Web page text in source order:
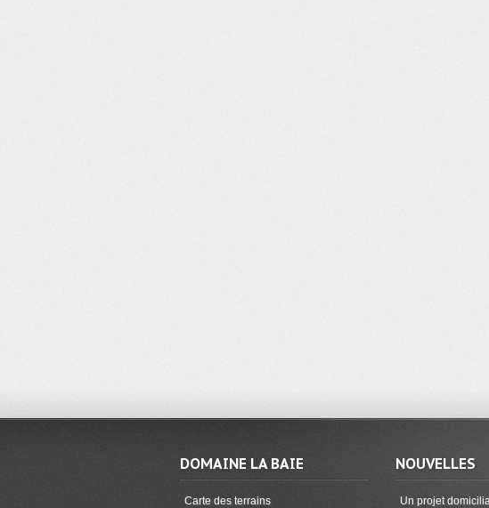
DOMAINE LA BAIE
Carte des terrains
NOUVELLES
Un projet